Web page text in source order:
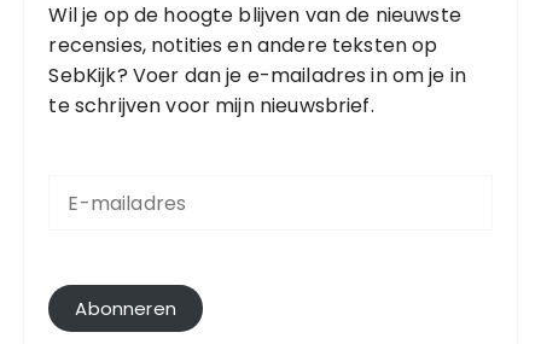
Wil je op de hoogte blijven van de nieuwste
recensies, notities en andere teksten op
SebKijk? Voer dan je e-mailadres in om je in
te schrijven voor mijn nieuwsbrief.
l
a
Abonneren